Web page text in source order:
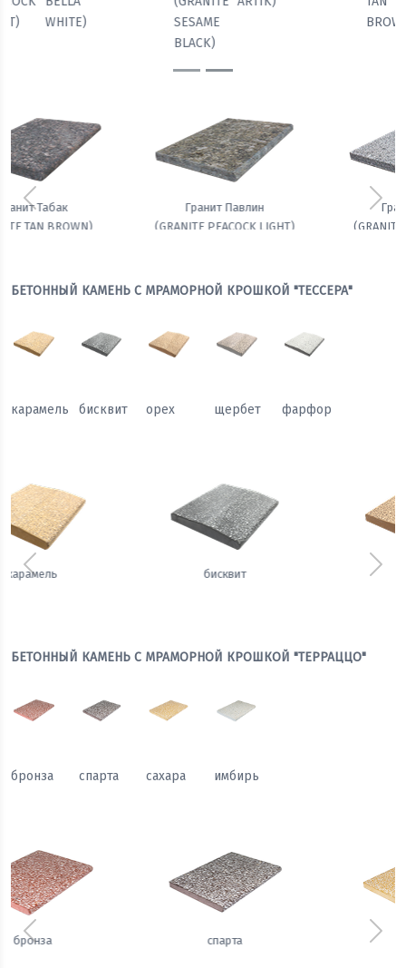
BROWN)
LIGHT)
WHITE)
SESAME
(GRANITE BELLA WHITE)
Амфиболит гранатовый
Предыдущий
БЕТОННЫЙ КАМЕНЬ С МРАМОРНОЙ КРОШКОЙ "ТЕССЕРА"
карамель бисквит орех щербет фарфор
Предыдущий
БЕТОННЫЙ КАМЕНЬ С МРАМОРНОЙ КРОШКОЙ "ТЕРРАЦЦО"
бронза спарта сахара имбирь
Предыдущий